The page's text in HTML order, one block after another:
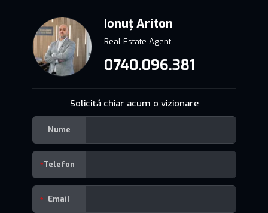
Ionuț Ariton
Real Estate Agent
0740.096.381
Solicită chiar acum o vizionare
Nume
Telefon
Email